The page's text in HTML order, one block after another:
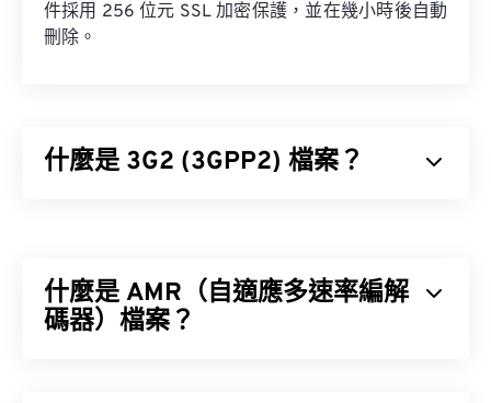
件採用 256 位元 SSL 加密保護，並在幾小時後自動
刪除。
什麼是 3G2 (3GPP2) 檔案？
網路上的行動電話透過高速無線連接來擷取、保存、
傳輸和播放媒體。
什麼是 AMR（自適應多速率編解
碼器）檔案？